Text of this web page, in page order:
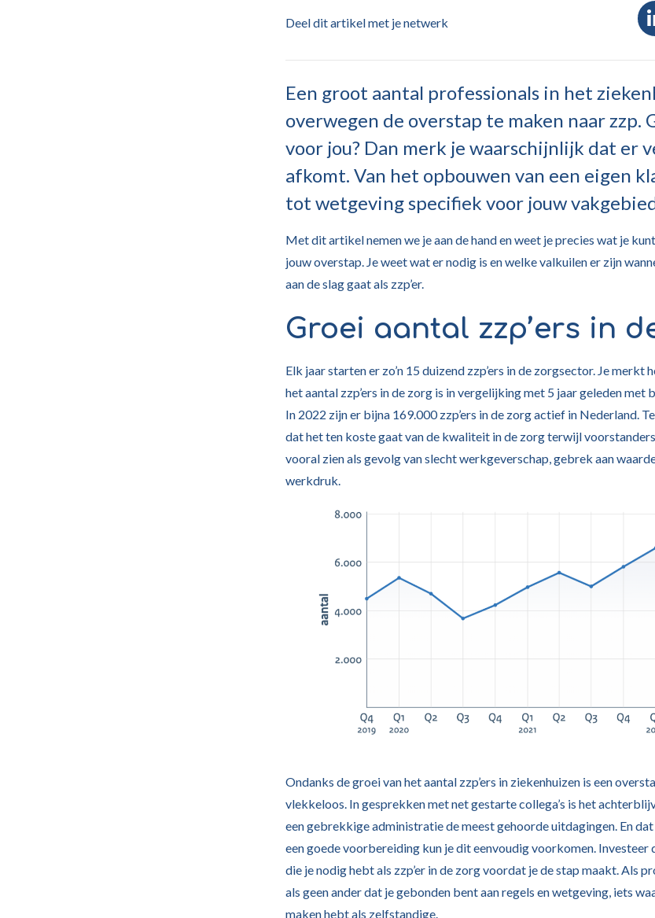
Deel dit artikel met je netwerk
Een groot aantal professionals in het
overwegen de overstap te maken naar zzp.
voor jou? Dan merk je waarschijnlijk dat er
afkomt. Van het opbouwen van een eigen
tot wetgeving specifiek voor jouw
Met dit artikel nemen we je aan de hand en weet je precies wat je
jouw overstap. Je weet wat er nodig is en welke valkuilen er zijn
aan de slag gaat als zzp’er.
Groei aantal zzp’ers in
Elk jaar starten er zo’n 15 duizend zzp’ers in de zorgsector. Je merkt
het aantal zzp’ers in de zorg is in vergelijking met 5 jaar geleden met
In 2022 zijn er bijna 169.000 zzp’ers in de zorg actief in Nederland.
dat het ten koste gaat van de kwaliteit in de zorg terwijl
vooral zien als gevolg van slecht werkgeverschap, gebrek aan
werkdruk.
Ondanks de groei van het aantal zzp’ers in ziekenhuizen is een
vlekkeloos. In gesprekken met net gestarte collega’s is het
een gebrekkige administratie de meest gehoorde uitdagingen. En
een goede voorbereiding kun je dit eenvoudig voorkomen. Investeer
die je nodig hebt als zzp’er in de zorg voordat je de stap maakt. Als
als geen ander dat je gebonden bent aan regels en wetgeving, iets
maken hebt als zelfstandige.